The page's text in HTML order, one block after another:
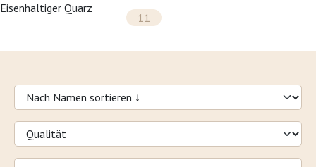
Eisenhaltiger Quarz
11